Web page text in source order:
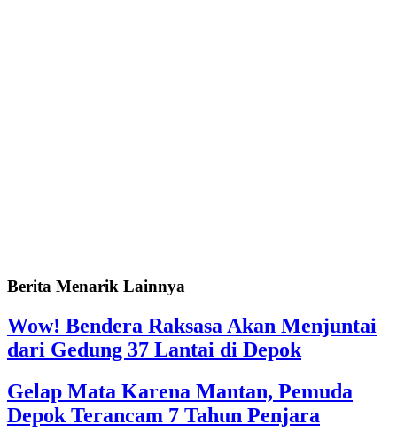
Berita Menarik Lainnya
Wow! Bendera Raksasa Akan Menjuntai
dari Gedung 37 Lantai di Depok
Gelap Mata Karena Mantan, Pemuda
Depok Terancam 7 Tahun Penjara